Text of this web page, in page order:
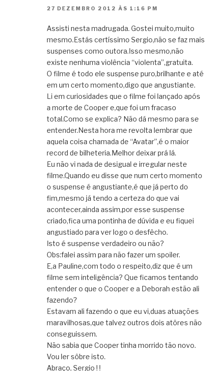
27 DEZEMBRO 2012 ÀS 1:16 PM
Assisti nesta madrugada. Gostei muito,muito
mesmo.Estás certíssimo Sergio,não se faz mais
suspenses como outora.Isso mesmo,não
existe nenhuma violência “violenta”,gratuita.
O filme é todo ele suspense puro,brilhante e até
em um certo momento,digo que angustiante.
Li em curiosidades que o filme foi lançado após
a morte de Cooper e,que foi um fracaso
total.Como se explica? Não dá mesmo para se
entender.Nesta hora me revolta lembrar que
aquela coisa chamada de “Avatar”,é o maior
record de bilheteria.Melhor deixar prá lá.
Eu não vi nada de desigual e irregular neste
filme.Quando eu disse que num certo momento
o suspense é angustiante,é que já perto do
fim,mesmo já tendo a certeza do que vai
acontecer,ainda assim,por esse suspense
criado,fica uma pontinha de dúvida e eu fiquei
angustiado para ver logo o desfêcho.
Isto é suspense verdadeiro ou não?
Obs:falei assim para não fazer um spoiler.
E,a Pauline,com todo o respeito,diz que é um
filme sem inteligência? Que ficamos tentando
entender o que o Cooper e a Deborah estão ali
fazendo?
Estavam ali fazendo o que eu vi,duas atuações
maravilhosas,que talvez outros dois atôres não
conseguissem.
Não sabia que Cooper tinha morrido tão novo.
Vou ler sôbre isto.
Abraço, Sergio ! !